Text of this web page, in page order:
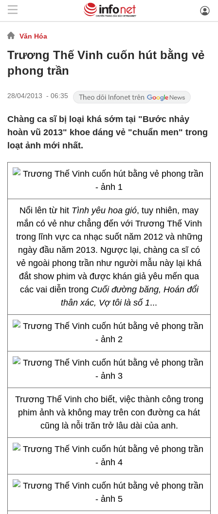
Văn Hóa
Trương Thế Vinh cuốn hút bằng vẻ
phong trần
28/04/2013 - 06:35
Chàng ca sĩ bị loại khá sớm tại "Bước nhảy
hoàn vũ 2013" khoe dáng vẻ "chuẩn men" trong
loạt ảnh mới nhất.
Nổi lên từ hit Tình yêu hoa gió, tuy nhiên, may
mắn có vẻ như chẳng đến với Trương Thế Vinh
trong lĩnh vực ca nhạc suốt năm 2012 và những
ngày đầu năm 2013. Ngược lại, chàng ca sĩ có
vẻ ngoài phong trần như người mẫu này lại khá
đắt show phim và được khán giả yêu mến qua
các vai diễn trong Cuối đường băng, Hoán đổi
thân xác, Vợ tôi là số 1...
Trương Thế Vinh cho biết, việc thành công trong
phim ảnh và không may trên con đường ca hát
cũng là nỗi trăn trở lâu dài của anh.